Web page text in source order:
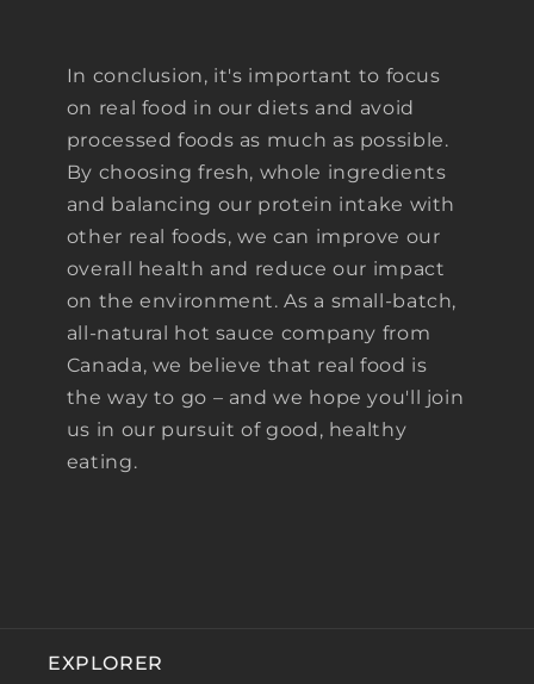
In conclusion, it's important to focus
on real food in our diets and avoid
processed foods as much as possible.
By choosing fresh, whole ingredients
and balancing our protein intake with
other real foods, we can improve our
overall health and reduce our impact
on the environment. As a small-batch,
all-natural hot sauce company from
Canada, we believe that real food is
the way to go – and we hope you'll join
us in our pursuit of good, healthy
eating.
EXPLORER